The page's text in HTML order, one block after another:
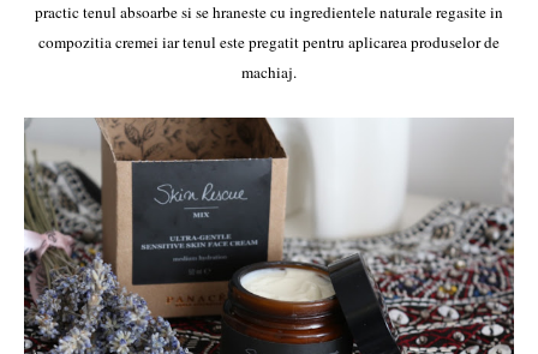
practic tenul absoarbe si se hraneste cu ingredientele naturale regasite in
compozitia cremei iar tenul este pregatit pentru aplicarea produselor de
machiaj.